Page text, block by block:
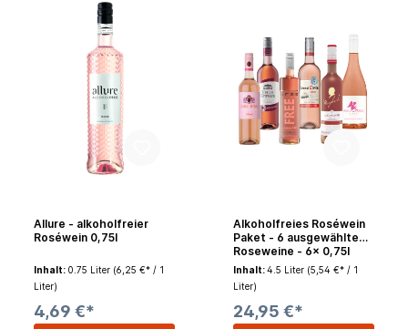
Allure - alkoholfreier
Roséwein 0,75l
Inhalt: 0.75 Liter (6,25 €* / 1
Liter)
4,69 €*
Alkoholfreies Roséwein
Paket - 6 ausgewählte
Roseweine - 6x 0,75l
Inhalt:4.5 Liter (5,54 €* / 1
Liter)
24,95 €*